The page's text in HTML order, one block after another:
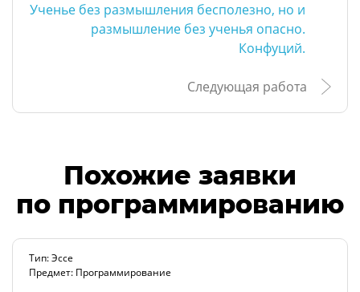
Ученье без размышления бесполезно, но и
размышление без ученья опасно.
Конфуций.
Следующая работа
Похожие заявки
по программированию
Тип: Эссе
Предмет: Программирование